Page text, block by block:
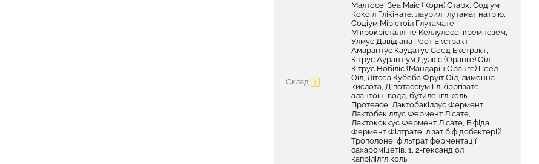
Склад
Малтосе, Зеа Маіс (Корн) Старх, Содіум
Кокоіл Глікінате, лаурил глутамат натрію,
Содіум Мірістоіл Глутамате,
Мікрокрісталліне Келлулосе, кремнезем,
Улмус Давідіана Роот Екстракт,
Амарантус Каудатус Сеед Екстракт,
Кітрус Аурантіум Дулкіс (Оранге) Оіл,
Кітрус Нобіліс (Мандарін Оранге) Пеел
Оіл, Літсеа Кубеба Фруіт Оіл, лимонна
кислота, Діпотассіум Глікірргізате,
алантоїн, вода, бутиленгліколь,
Протеасе, Лактобакіллус Фермент,
Лактобакіллус Фермент Лісате,
Лактококкус Фермент Лісате, Біфіда
Фермент Філтрате, лізат біфідобактерій,
Трополоне, фільтрат ферментації
сахароміцетів, 1, 2-гександіол,
капрілілгліколь